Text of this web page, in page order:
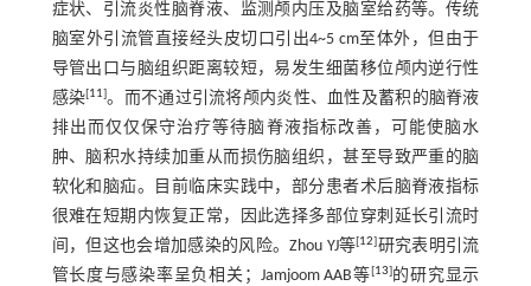
症状、引流炎性脑脊液、监测颅内压及脑室给药等。传统
脑室外引流管直接经头皮切口引出4~5 cm至体外，但由于
导管出口与脑组织距离较短，易发生细菌移位颅内逆行性
感染[11]。而不通过引流将颅内炎性、血性及蓄积的脑脊液
排出而仅仅保守治疗等待脑脊液指标改善，可能使脑水
肿、脑积水持续加重从而损伤脑组织，甚至导致严重的脑
软化和脑疝。目前临床实践中，部分患者术后脑脊液指标
很难在短期内恢复正常，因此选择多部位穿刺延长引流时
间，但这也会增加感染的风险。Zhou YJ等[12]研究表明引流
管长度与感染率呈负相关；Jamjoom AAB等[13]的研究显示